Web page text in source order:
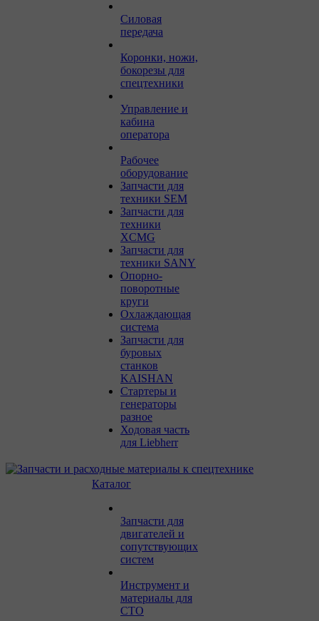
Силовая
передача
Коронки, ножи,
бокорезы для
спецтехники
Управление и
кабина
оператора
Рабочее
оборудование
Запчасти для
техники SEM
Запчасти для
техники
XCMG
Запчасти для
техники SANY
Опорно-
поворотные
круги
Охлаждающая
система
Запчасти для
буровых
станков
KAISHAN
Стартеры и
генераторы
разное
Ходовая часть
для Liebherr
Каталог
Запчасти для
двигателей и
сопутствующих
систем
Инструмент и
материалы для
СТО